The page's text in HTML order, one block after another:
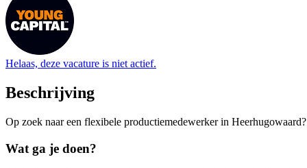
Helaas, deze vacature is niet actief.
Beschrijving
Op zoek naar een flexibele productiemedewerker in Heerhugowaard?
Wat ga je doen?